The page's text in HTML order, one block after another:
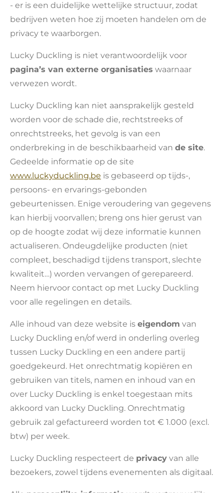
- er is een duidelijke wettelijke structuur, zodat
bedrijven weten hoe zij moeten handelen om de
privacy te waarborgen.
Lucky Duckling is niet verantwoordelijk voor
pagina’s van externe organisaties waarnaar
verwezen wordt.
Lucky Duckling kan niet aansprakelijk gesteld
worden voor de schade die, rechtstreeks of
onrechtstreeks, het gevolg is van een
onderbreking in de beschikbaarheid van de site.
Gedeelde informatie op de site
www.luckyduckling.be is gebaseerd op tijds-,
persoons- en ervarings-gebonden
gebeurtenissen. Enige veroudering van gegevens
kan hierbij voorvallen; breng ons hier gerust van
op de hoogte zodat wij deze informatie kunnen
actualiseren. Ondeugdelijke producten (niet
compleet, beschadigd tijdens transport, slechte
kwaliteit…) worden vervangen of gerepareerd.
Neem hiervoor contact op met Lucky Duckling
voor alle regelingen en details.
Alle inhoud van deze website is eigendom van
Lucky Duckling en/of werd in onderling overleg
tussen Lucky Duckling en een andere partij
goedgekeurd. Het onrechtmatig kopiëren en
gebruiken van titels, namen en inhoud van en
over Lucky Duckling is enkel toegestaan mits
akkoord van Lucky Duckling. Onrechtmatig
gebruik zal gefactureerd worden tot € 1.000 (excl.
btw) per week.
Lucky Duckling respecteert de privacy van alle
bezoekers, zowel tijdens evenementen als digitaal.